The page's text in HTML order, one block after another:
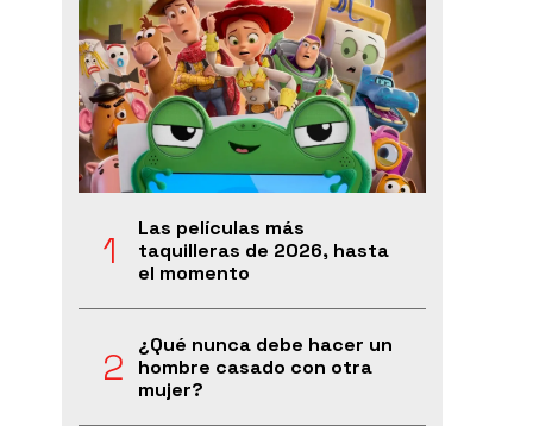
Las películas más
taquilleras de 2026, hasta
el momento
¿Qué nunca debe hacer un
hombre casado con otra
mujer?